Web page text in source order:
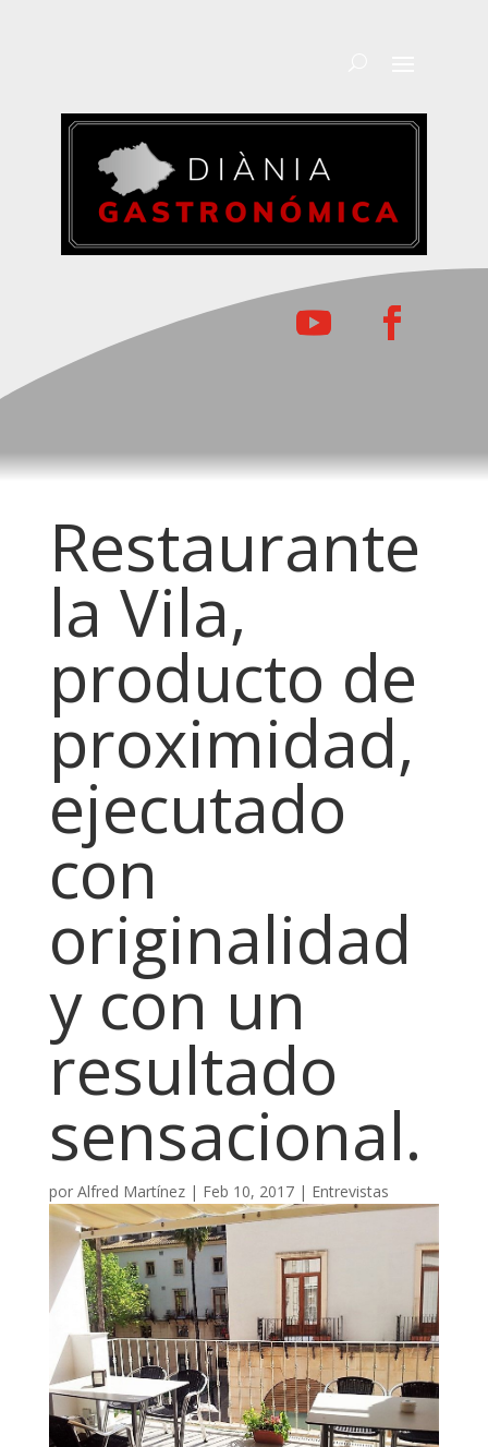
Restaurante
la Vila,
producto de
proximidad,
ejecutado
con
originalidad
y con un
resultado
sensacional.
por Alfred Martínez| Feb 10, 2017| Entrevistas